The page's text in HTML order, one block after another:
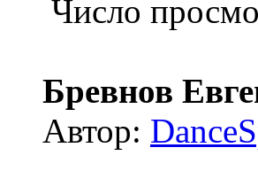
Число
Бревнов
Автор: